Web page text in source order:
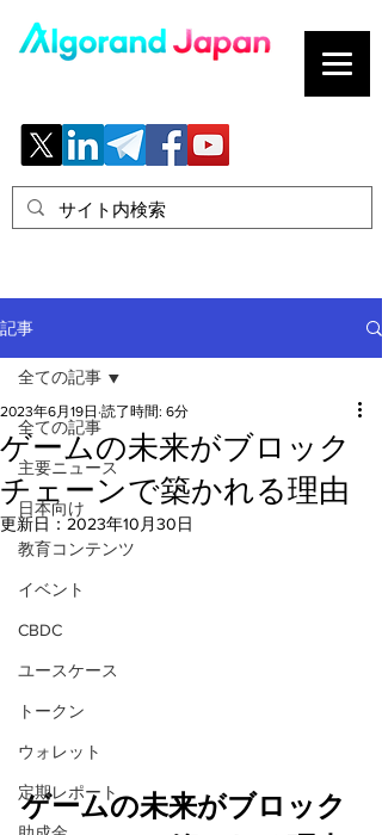
記事
全ての記事
主要ニュース
日本向け
教育コンテンツ
イベント
CBDC
ユースケース
トークン
ウォレット
定期レポート
全ての記事
ゲームの未来がブロック
チェーンで築かれる理由
2023年6月19日 読了時間: 6分
更新日： 2023年10月30日
ゲームの未来がブロック